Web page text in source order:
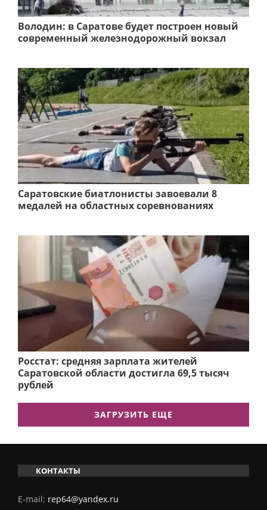
Володин: в Саратове будет построен новый
современный железнодорожный вокзал
Саратовские биатлонисты завоевали 8
медалей на областных соревнованиях
Росстат: средняя зарплата жителей
Саратовской области достигла 69,5 тысяч
рублей
ЗАГРУЗИТЬ ЕЩЕ
КОНТАКТЫ
E-mail: rep64@yandex.ru